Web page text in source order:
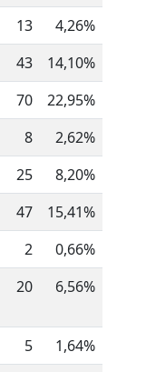
13
4,26%
43
14,10%
70
22,95%
8
2,62%
25
8,20%
47
15,41%
2
0,66%
20 6,56%
5
1,64%